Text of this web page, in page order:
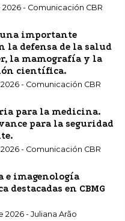
2026 - Comunicación CBR
una importante
la defensa de la salud
la mamografía y la
científica.
- Comunicación CBR
para la medicina.
para la seguridad
- Comunicación CBR
e imagenología
destacadas en CBMG
2026 - Juliana Arão